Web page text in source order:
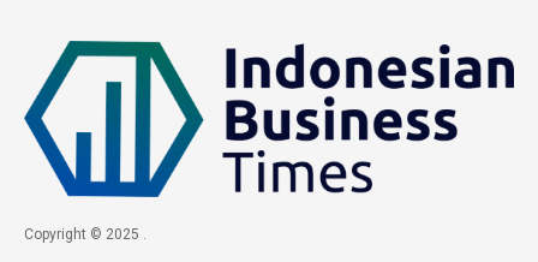
Copyright © 2025 .